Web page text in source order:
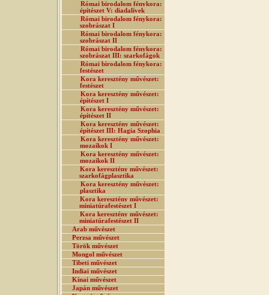
Római birodalom fénykora:
építészet V: diadalívek
Római birodalom fénykora:
szobrászat I
Római birodalom fénykora:
szobrászat II
Római birodalom fénykora:
szobrászat III: szarkofágok
Római birodalom fénykora:
festészet
Kora keresztény művészet:
festészet
Kora keresztény művészet:
építészet I
Kora keresztény művészet:
építészet II
Kora keresztény művészet:
építészet III: Hagia Szophia
Kora keresztény művészet:
mozaikok I
Kora keresztény művészet:
mozaikok II
Kora keresztény művészet:
szarkofágplasztika
Kora keresztény művészet:
plasztika
Kora keresztény művészet:
miniatúrafestészet I
Kora keresztény művészet:
miniatúrafestészet II
Arab művészet
Perzsa művészet
Török művészet
Mongol művészet
Tibeti művészet
Indiai művészet
Kínai művészet
Japán művészet